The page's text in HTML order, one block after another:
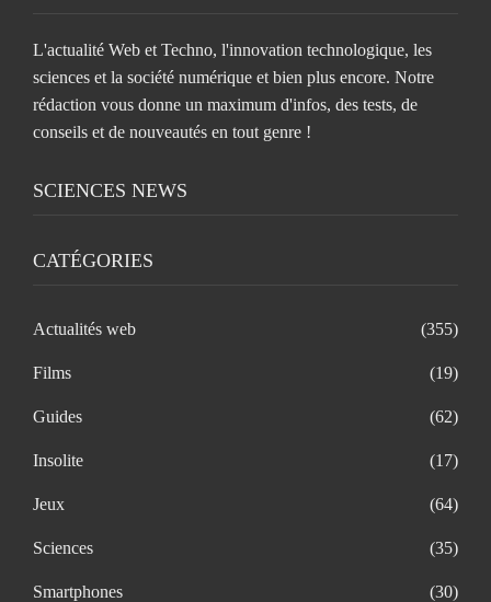
L'actualité Web et Techno, l'innovation technologique, les
sciences et la société numérique et bien plus encore. Notre
rédaction vous donne un maximum d'infos, des tests, de
conseils et de nouveautés en tout genre !
SCIENCES NEWS
CATÉGORIES
Actualités web (355)
Films (19)
Guides (62)
Insolite (17)
Jeux (64)
Sciences (35)
Smartphones (30)